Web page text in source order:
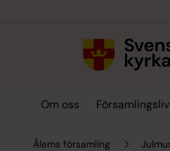
Om oss Församlingsliv
Ålems församling